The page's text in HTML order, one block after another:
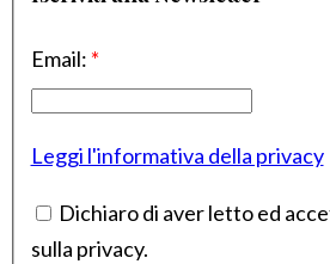
Email: *
Leggi l'informativa della privacy
Dichiaro di aver letto ed
sulla privacy.